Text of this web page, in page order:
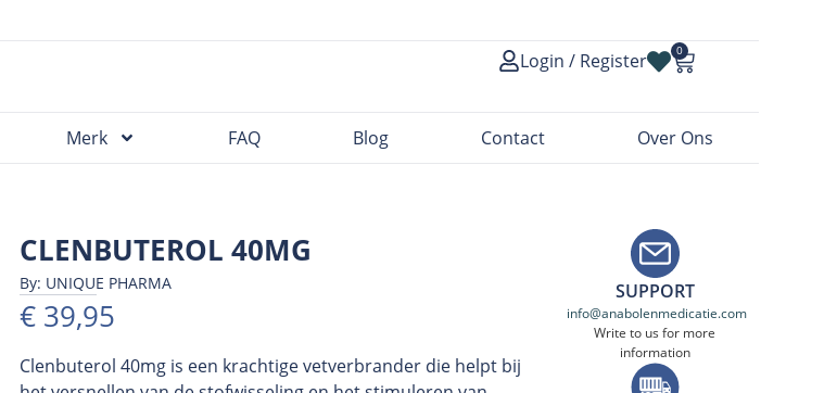
Login / Register 0
Merk FAQ Blog Contact Over Ons
CLENBUTEROL 40MG
By: UNIQUE PHARMA
€ 39,95
Clenbuterol 40mg is een krachtige vetverbrander die helpt bij
SUPPORT
info@anabolenmedicatie.com
Write to us for more
information